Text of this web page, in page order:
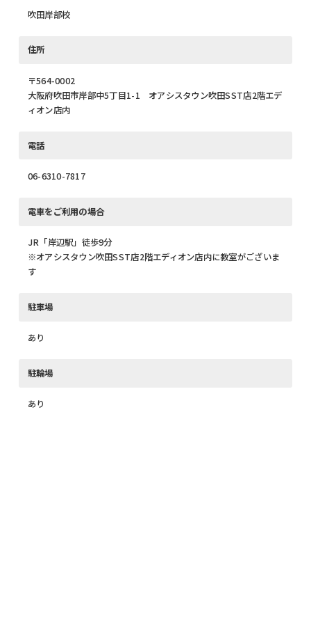
吹田岸部校
住所
〒564-0002
大阪府吹田市岸部中5丁目1-1 オアシスタウン吹田SST店2階エデ
ィオン店内
電話
06-6310-7817
電車をご利用の場合
JR「岸辺駅」徒歩9分
※オアシスタウン吹田SST店2階エディオン店内に教室がございま
す
駐車場
あり
駐輪場
あり